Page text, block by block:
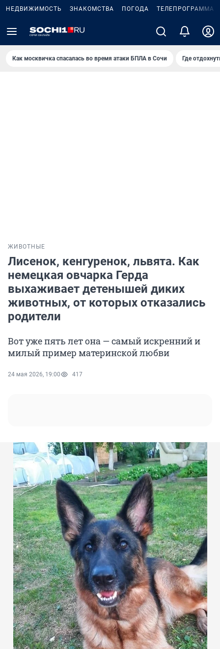
НЕДВИЖИМОСТЬ ЗНАКОМСТВА ПОГОДА ТЕЛЕПРОГРАММА
Как москвичка спасалась во время атаки БПЛА в Сочи Где
ЖИВОТНЫЕ
Лисенок, кенгуренок, львята. Как
немецкая овчарка Герда
выхаживает детенышей диких
животных, от которых отказались
родители
Вот уже пять лет она — самый искренний и
милый пример материнской любви
24 мая 2026, 19:00 417